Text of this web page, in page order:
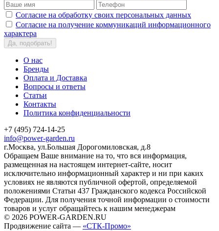
Согласие на обработку своих персональных данных
Согласие на получение коммуникаций информационного
характера
Да, подобрать!
О нас
Бренды
Оплата и Доставка
Вопросы и ответы
Статьи
Контакты
Политика конфиденциальности
+7 (495) 724-14-25
info@power-garden.ru
г.Москва, ул.Большая Дорогомиловская, д.8
Обращаем Ваше внимание на то, что вся информация,
размещенная на настоящем интернет-сайте, носит
исключительно информационный характер и ни при каких
условиях не являются публичной офертой, определяемой
положениями Статьи 437 Гражданского кодекса Российской
Федерации. Для получения точной информации о стоимости
товаров и услуг обращайтесь к нашим менеджерам
© 2026 POWER-GARDEN.RU
Продвижение сайта — «СТК-Промо»